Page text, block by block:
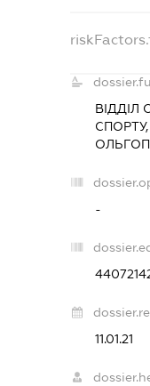
ВІДДІЛ
-
11.01.21